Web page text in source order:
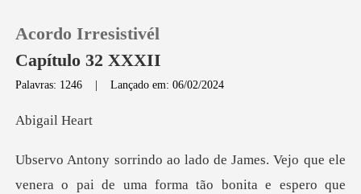
Loja
Acordo Irresistivél
Capítulo 32 XXXII
Palavras: 1246 |Lançado em: 06/02/2024
ail
era o pai de uma forma tão bonita e espero que